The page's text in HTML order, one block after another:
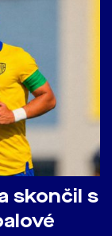
skončil s